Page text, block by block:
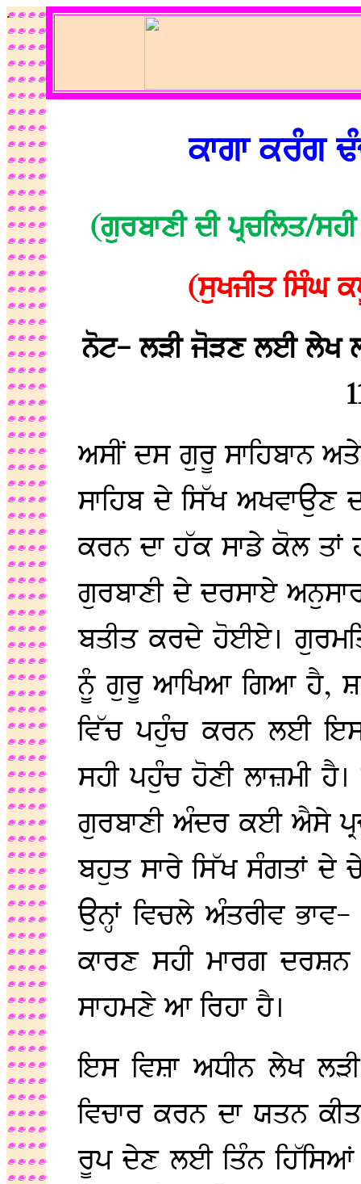
.
ਕਾਗਾ ਕਰੰਗ
(ਗੁਰਬਾਣੀ ਦੀ ਪ੍ਰਚਲਿਤ/
(ਸੁਖਜੀਤ ਸਿੰਘ
ਨੋਟ- ਲੜੀ ਜੋੜਣ ਲਈ ਲੇਖ
ਅਸੀਂ ਦਸ ਗੁਰੂ ਸਾਹਿਬਾਨ
ਸਾਹਿਬ ਦੇ ਸਿੱਖ ਅਖਵਾਉਣ
ਕਰਨ ਦਾ ਹੱਕ ਸਾਡੇ ਕੋਲ ਤਾਂ
ਗੁਰਬਾਣੀ ਦੇ ਦਰਸਾਏ
ਬਤੀਤ ਕਰਦੇ ਹੋਈਏ।
ਨੂੰ ਗੁਰੂ ਆਖਿਆ ਗਿਆ ਹੈ,
ਵਿੱਚ ਪਹੁੰਚ ਕਰਨ ਲਈ
ਸਹੀ ਪਹੁੰਚ ਹੋਣੀ ਲਾਜ਼ਮੀ
ਗੁਰਬਾਣੀ ਅੰਦਰ ਕਈ ਐਸੇ
ਬਹੁਤ ਸਾਰੇ ਸਿੱਖ ਸੰਗਤਾਂ ਦੇ
ਉਨ੍ਹਾਂ ਵਿਚਲੇ ਅੰਤਰੀਵ
ਕਾਰਣ ਸਹੀ ਮਾਰਗ
ਸਾਹਮਣੇ ਆ ਰਿਹਾ ਹੈ।
ਇਸ ਵਿਸ਼ਾ ਅਧੀਨ ਲੇਖ
ਵਿਚਾਰ ਕਰਨ ਦਾ ਯਤਨ
ਰੂਪ ਦੇਣ ਲਈ ਤਿੰਨ ਹਿੱਸਿਆਂ